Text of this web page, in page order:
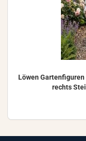
Löwen
rechts